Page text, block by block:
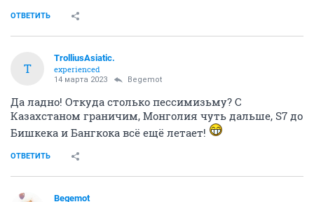
ОТВЕТИТЬ
T
TrolliusAsiatic.
experienced
14 марта 2023 Begemot
Да ладно! Откуда столько пессимизьму? С
Казахстаном граничим, Монголия чуть дальше, S7 до
Бишкека и Бангкока всё ещё летает!
ОТВЕТИТЬ
Begemot